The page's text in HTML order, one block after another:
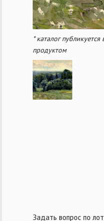
* каталог
продуктом
Задать вопрос по